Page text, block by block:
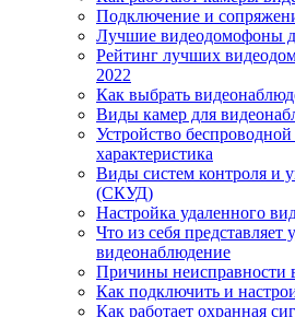
Подключение и
Лучшие видеодомофоны
Рейтинг лучших
2022
Как выбрать
Виды камер для
Устройство
характеристика
Виды систем контроля и
(СКУД)
Настройка удаленного
Что из себя представляет
видеонаблюдение
Причины неисправности
Как подключить и
Как работает охранная